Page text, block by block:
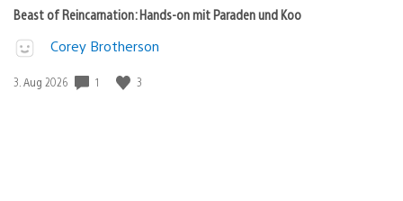
Beast of Reincarnation: Hands-on mit Paraden und Koo
Corey Brotherson
Veröffentlichungsdatum:
3. Aug 2026 1 3